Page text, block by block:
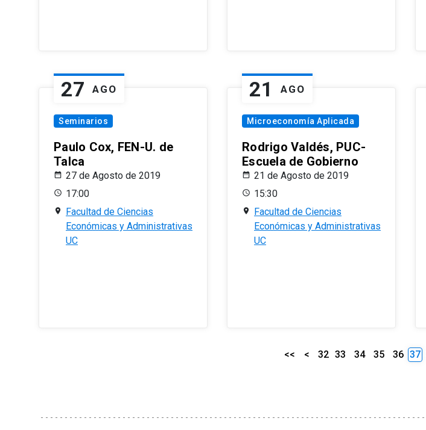
27 AGO
Seminarios
Paulo Cox, FEN-U. de
Talca
27 de Agosto de 2019
17:00
Facultad de Ciencias
Económicas y Administrativas
UC
21 AGO
Microeconomía Aplicada
Rodrigo Valdés, PUC-
Escuela de Gobierno
21 de Agosto de 2019
15:30
Facultad de Ciencias
Económicas y Administrativas
UC
<< < 32 33 34 35 36 37